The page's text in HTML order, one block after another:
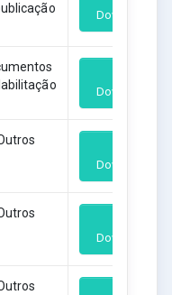
Download
Download
Download
Download